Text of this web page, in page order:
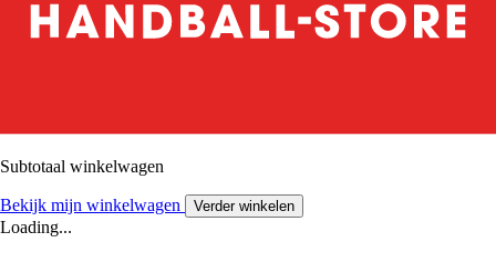
Subtotaal winkelwagen
Bekijk mijn winkelwagen Verder winkelen
Loading...